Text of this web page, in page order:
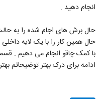
انجام دهید .
حال برش های اجام شده را به
حال همین کار را با یک لایه
با کمک چاقو انجام می دهیم .
ادامه برای درک بهتر توضیحاتم